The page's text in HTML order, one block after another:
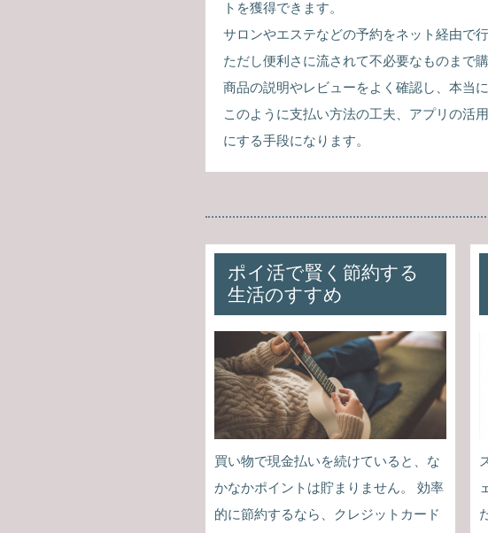
トを獲得できます。
サロンやエステなどの予約をネット経由で
ただし便利さに流されて不必要なものまで
商品の説明やレビューをよく確認し、本当
このように支払い方法の工夫、アプリの活
にする手段になります。
ポイ活で賢く節約する
生活のすすめ
買い物で現金払いを続けていると、な
かなかポイントは貯まりません。 効率
的に節約するなら、クレジットカード